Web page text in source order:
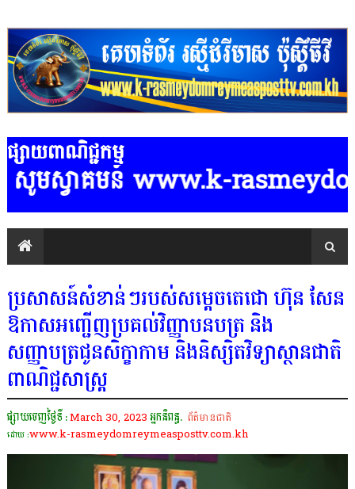
ផ្សាយពាណិជ្ជកម្ម
ាគមន៍ www.k-
ប្រសាសន៍សំខាន់ៗរបស់សម្តេចតេជោ ហ៊ុន សែន
ឱកាសអញ្ជើញប្រគល់វិញ្ញាបនបត្រ និង
សញ្ញាបត្រជូនសិក្ខាកាម និងនិស្សិតវិទ្យាស្ថានជាតិ
ពាណិជ្ជសាស្ត្រ
ផ្សាយចេញថ្ងៃទី :March 30, 2023 អ្នកនិពន្ធ. ព័ត៌មានជាតិ
ដោយ :www.k-rasmeydomreymeasposttv.com.kh